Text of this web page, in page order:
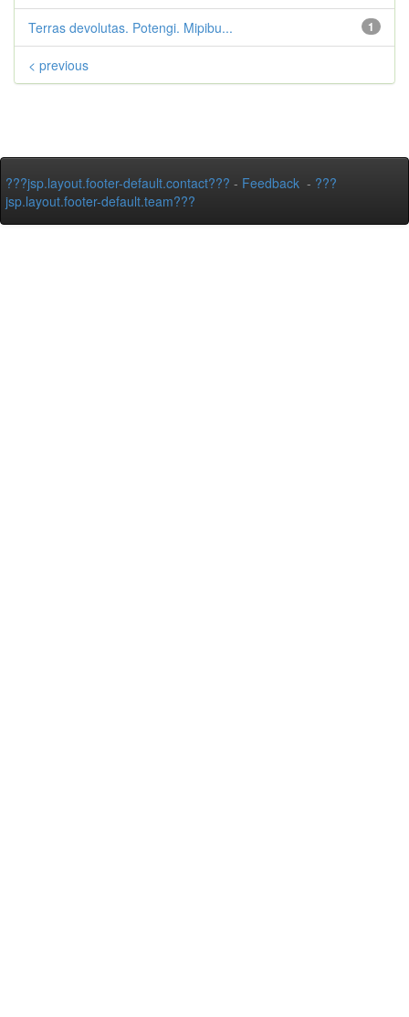
1
Terras devolutas. Potengi. Mipibu...
< previous
???jsp.layout.footer-default.contact??? - Feedback - ???
jsp.layout.footer-default.team???